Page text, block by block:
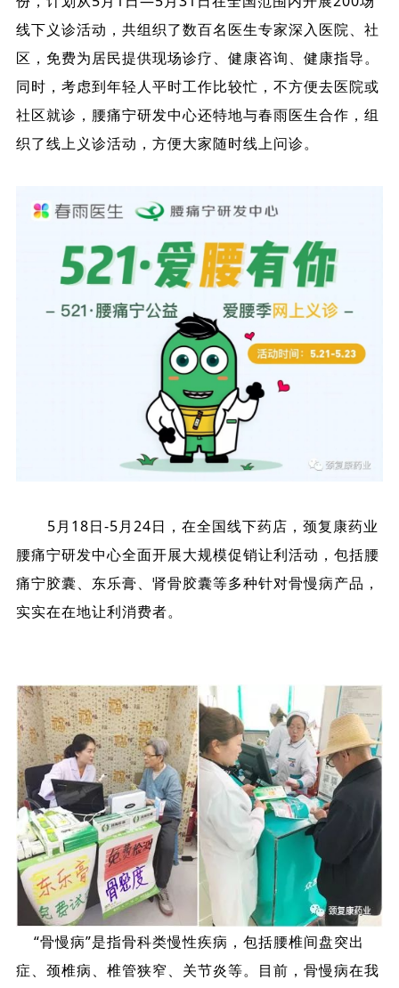
线下义诊活动，共组织了数百名医生专家深入医院、社
区，免费为居民提供现场诊疗、健康咨询、健康指导。
同时，考虑到年轻人平时工作比较忙，不方便去医院或
社区就诊，腰痛宁研发中心还特地与春雨医生合作，组
织了线上义诊活动，方便大家随时线上问诊。
5月18日-5月24日，在全国线下药店，颈复康药业
腰痛宁研发中心全面开展大规模促销让利活动，包括腰
痛宁胶囊、东乐膏、肾骨胶囊等多种针对骨慢病产品，
实实在在地让利消费者。
“骨慢病”是指骨科类慢性疾病，包括腰椎间盘突出
症、颈椎病、椎管狭窄、关节炎等。目前，骨慢病在我